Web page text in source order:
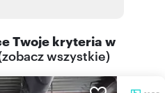
Twoje kryteria w
zobacz wszystkie)